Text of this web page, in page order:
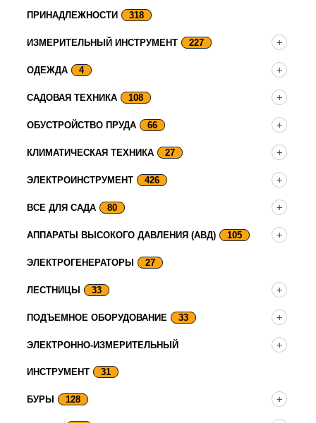
ПРИНАДЛЕЖНОСТИ 318
ИЗМЕРИТЕЛЬНЫЙ ИНСТРУМЕНТ 227
ОДЕЖДА 4
САДОВАЯ ТЕХНИКА 108
ОБУСТРОЙСТВО ПРУДА 66
КЛИМАТИЧЕСКАЯ ТЕХНИКА 27
ЭЛЕКТРОИНСТРУМЕНТ 426
ВСЕ ДЛЯ САДА 80
АППАРАТЫ ВЫСОКОГО ДАВЛЕНИЯ (АВД) 105
ЭЛЕКТРОГЕНЕРАТОРЫ 27
ЛЕСТНИЦЫ 33
ПОДЪЕМНОЕ ОБОРУДОВАНИЕ 33
ЭЛЕКТРОННО-ИЗМЕРИТЕЛЬНЫЙ
ИНСТРУМЕНТ 31
БУРЫ 128